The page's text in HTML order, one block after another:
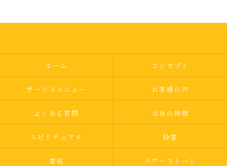
ホーム コンセプト
サービスメニュー お客様の声
よくある質問 当社の特徴
スピリチュアル 除霊
霊視 パワーストーン